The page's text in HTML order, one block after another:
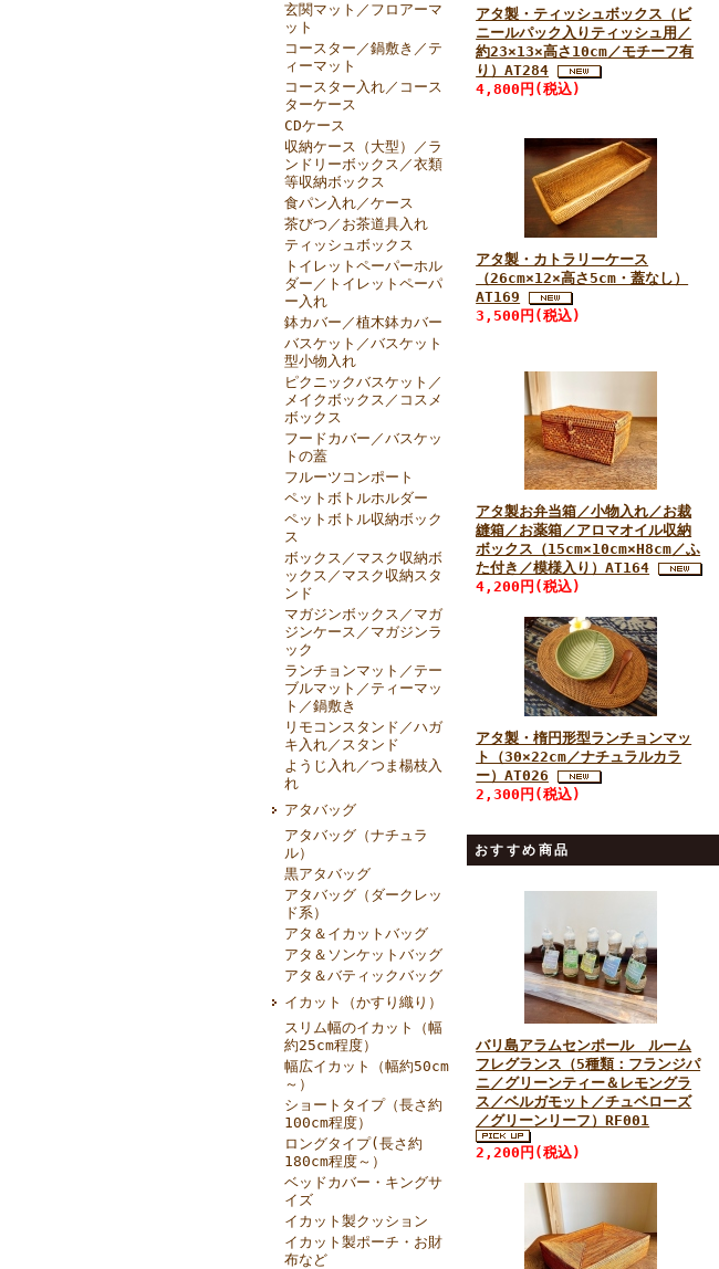
玄関マット／フロアーマ
ット
コースター／鍋敷き／テ
ィーマット
コースター入れ／コース
ターケース
CDケース
収納ケース（大型）／ラ
ンドリーボックス／衣類
等収納ボックス
食パン入れ／ケース
茶びつ／お茶道具入れ
ティッシュボックス
トイレットペーパーホル
ダー／トイレットペーパ
ー入れ
鉢カバー／植木鉢カバー
バスケット／バスケット
型小物入れ
ピクニックバスケット／
メイクボックス／コスメ
ボックス
フードカバー／バスケッ
トの蓋
フルーツコンポート
ペットボトルホルダー
ペットボトル収納ボック
ス
ボックス／マスク収納ボ
ックス／マスク収納スタ
ンド
マガジンボックス／マガ
ジンケース／マガジンラ
ック
ランチョンマット／テー
ブルマット／ティーマッ
ト／鍋敷き
リモコンスタンド／ハガ
キ入れ／スタンド
ようじ入れ／つま楊枝入
れ
アタバッグ
アタバッグ（ナチュラ
ル）
黒アタバッグ
アタバッグ（ダークレッ
ド系）
アタ＆イカットバッグ
アタ＆ソンケットバッグ
アタ＆バティックバッグ
イカット（かすり織り）
スリム幅のイカット（幅
約25cm程度）
幅広イカット（幅約50cm
～）
ショートタイプ（長さ約
100cm程度）
ロングタイプ(長さ約
180cm程度～）
ベッドカバー・キングサ
イズ
イカット製クッション
イカット製ポーチ・お財
布など
アタ製・ティッシュボックス（ビ
ニールパック入りティッシュ用／
約23×13×高さ10cm／モチーフ有
り）AT284
4,800円(税込)
アタ製・カトラリーケース
（26cm×12×高さ5cm・蓋なし）
AT169
3,500円(税込)
アタ製お弁当箱／小物入れ／お裁
縫箱／お薬箱／アロマオイル収納
ボックス（15cm×10cm×H8cm／ふ
た付き／模様入り）AT164
4,200円(税込)
アタ製・楕円形型ランチョンマッ
ト（30×22cm／ナチュラルカラ
ー）AT026
2,300円(税込)
おすすめ商品
バリ島アラムセンポール ルーム
フレグランス（5種類：フランジパ
ニ／グリーンティー＆レモングラ
ス／ベルガモット／チュベローズ
／グリーンリーフ）RF001
2,200円(税込)